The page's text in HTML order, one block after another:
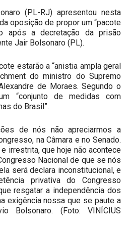
(PL-RJ) apresentou nesta
oposição de ⁠propor um “pacote
após a decretação da prisão
Jair Bolsonaro (PL).
estarão a “anistia ampla geral
do ministro do Supremo
de Moraes. Segundo o
“conjunto de medidas com
do Brasil”.
de nós não apreciarmos a
na Câmara e no Senado.
irrestrita, que hoje não acontece
Nacional de que se nós
será declara inconstitucional, e
privativa do Congresso
resgatar a independência dos
exigência nossa que se paute a
Bolsonaro. (Foto: VINÍCIUS